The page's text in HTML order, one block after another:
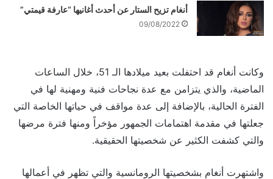
أنغام تزيح الستار عن أحدث أغانيها “عارفة قيمتي”
09/08/2022
وكانت أنغام قد احتفلت بعيد ميلادها الـ 51، خلال الساعات
الماضية، والذي يتزامن مع عدة نجاحات فنية ومهنية لها في
الفترة الحالية، بالإضافة إلى عدة مواقف في حياتها الخاصة التي
جعلتها في مقدمة اهتمامات الجمهور مؤخراً ومنها فترة مرضها
والتي كشفت الكثير عن شخصيتها الحقيقية.
واشتهرت أنغام بشخصيتها الرومانسية والتي تظهر في أعمالها